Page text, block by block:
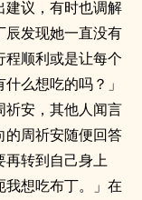
建议，有时也调解
辰发现她一直没有
顺利或是让每个
么想吃的吗？」
祈安，其他人闻言
的周祈安随便回答
再转到自己身上
想吃布丁。」在